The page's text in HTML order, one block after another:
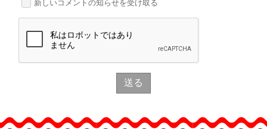
新しいコメントの知らせを受け取る
送る